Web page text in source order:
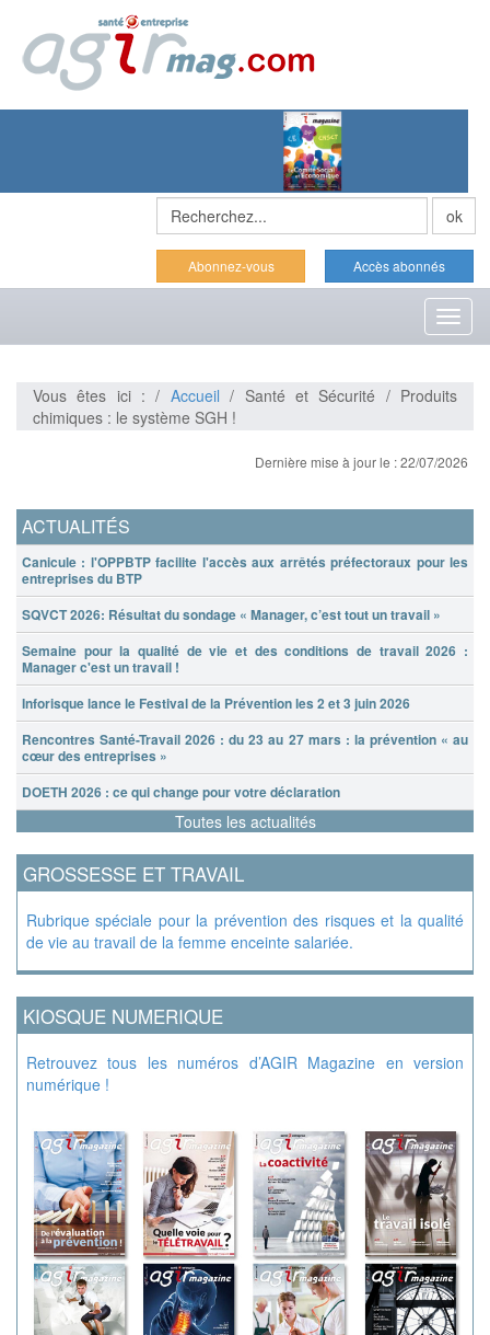
Abonnez-vous Accès abonnés
Vous êtes ici : / Accueil / Santé et Sécurité / Produits
chimiques : le système SGH !
Dernière mise à jour le : 22/07/2026
ACTUALITÉS
Canicule : l'OPPBTP facilite l'accès aux arrêtés préfectoraux pour les
entreprises du BTP
SQVCT 2026: Résultat du sondage « Manager, c’est tout un travail »
Semaine pour la qualité de vie et des conditions de travail 2026 :
Manager c'est un travail !
Inforisque lance le Festival de la Prévention les 2 et 3 juin 2026
Rencontres Santé-Travail 2026 : du 23 au 27 mars : la prévention « au
cœur des entreprises »
DOETH 2026 : ce qui change pour votre déclaration
Toutes les actualités
GROSSESSE ET TRAVAIL
Rubrique spéciale pour la prévention des risques et la qualité
de vie au travail de la femme enceinte salariée.
KIOSQUE NUMERIQUE
Retrouvez tous les numéros d’AGIR Magazine en version
numérique !